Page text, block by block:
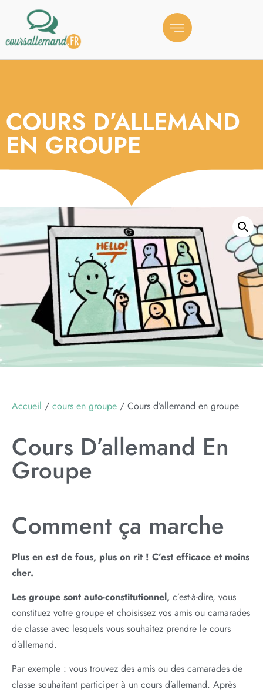
COURS D’ALLEMAND
EN GROUPE
Accueil / cours en groupe / Cours d’allemand en groupe
Cours D’allemand En
Groupe
Comment ça marche
Plus en est de fous, plus on rit ! C’est efficace et moins
cher.
Les groupe sont auto-constitutionnel, c’est-à-dire, vous
constituez votre groupe et choisissez vos amis ou camarades
de classe avec lesquels vous souhaitez prendre le cours
d’allemand.
Par exemple : vous trouvez des amis ou des camarades de
classe souhaitant participer à un cours d’allemand. Après